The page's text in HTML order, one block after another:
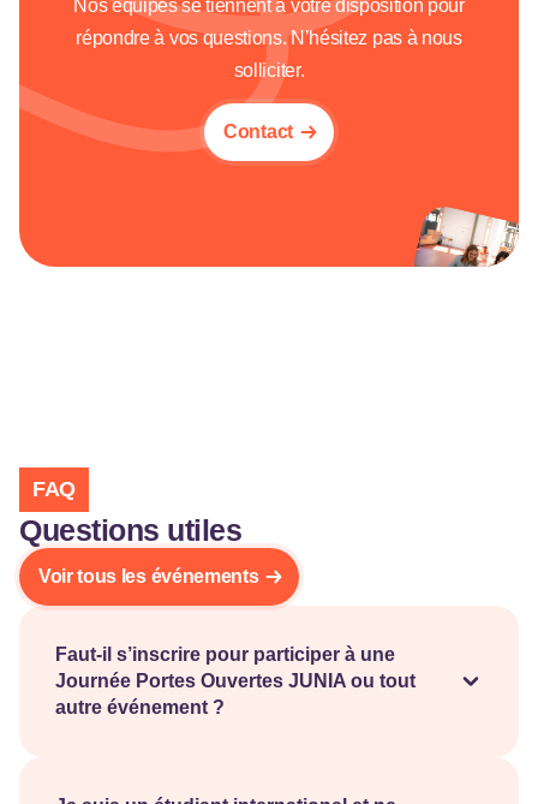
Nos équipes se tiennent à votre disposition pour
répondre à vos questions. N’hésitez pas à nous
solliciter.
Contact
FAQ
Questions utiles
Voir tous les événements
Faut-il s’inscrire pour participer à une
Journée Portes Ouvertes JUNIA ou tout
autre événement ?